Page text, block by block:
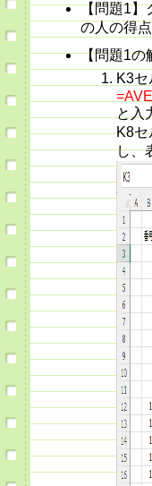
【問題1】
の人の得
【問題1の
K3セ
と入
K8セ
し、